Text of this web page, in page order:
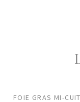
FOIE GRAS MI-